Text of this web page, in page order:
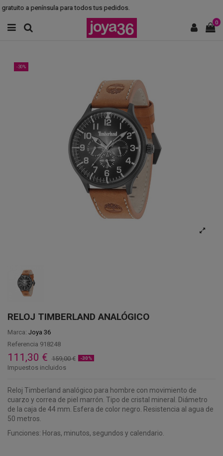
a península para todos tus pedidos.
0
-30%
RELOJ TIMBERLAND ANALÓGICO
Marca: Joya 36
Referencia 918248
111,30 € 159,00 € -30%
Impuestos incluidos
Reloj Timberland analógico para hombre con movimiento de
cuarzo y correa de piel marrón. Tipo de cristal mineral. Diámetro
de la caja de 44 mm. Esfera de color negro. Resistencia al agua de
50 metros.
Funciones: Horas, minutos, segundos y calendario.